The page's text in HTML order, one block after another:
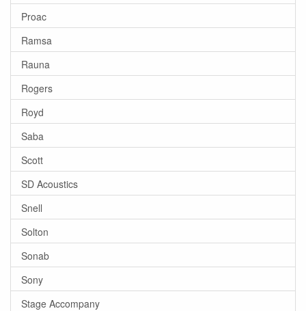
Proac
Ramsa
Rauna
Rogers
Royd
Saba
Scott
SD Acoustics
Snell
Solton
Sonab
Sony
Stage Accompany